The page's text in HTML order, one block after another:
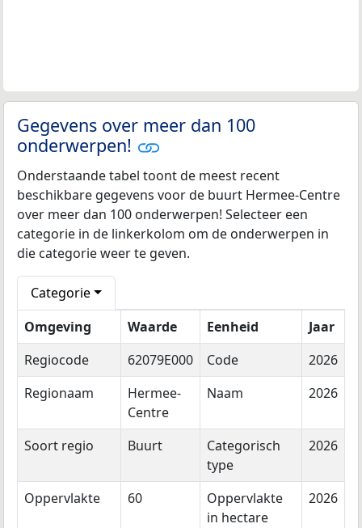
Gegevens over meer dan 100
onderwerpen!
Onderstaande tabel toont de meest recent
beschikbare gegevens voor de buurt Hermee-Centre
over meer dan 100 onderwerpen! Selecteer een
categorie in de linkerkolom om de onderwerpen in
die categorie weer te geven.
Categorie
Omgeving
Waarde Eenheid
Jaar
Regiocode
62079E000 Code
2026
Regionaam
Hermee-
Centre
Naam 2026
Soort regio Buurt
Categorisch
type
2026
Oppervlakte 60
Oppervlakte
in hectare
2026